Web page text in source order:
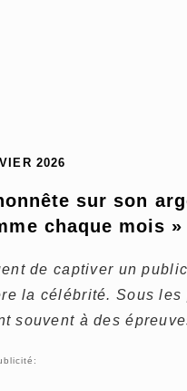
2026
sur son
chaque mois »
de captiver un
la célébrité. Sous les
souvent à des